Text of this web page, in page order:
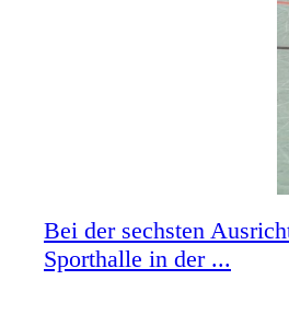
Bei der sechsten
Sporthalle in der ...